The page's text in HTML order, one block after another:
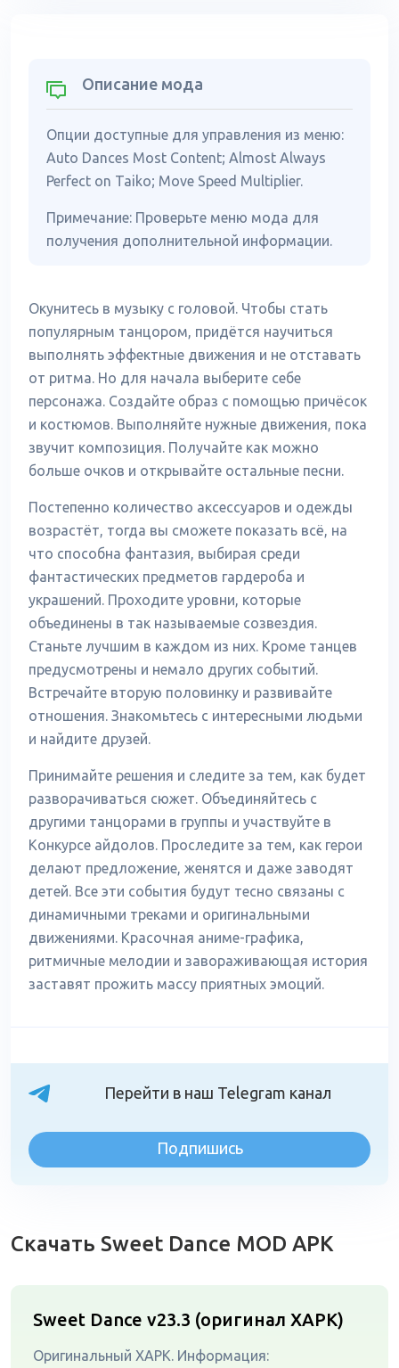
Описание мода
Опции доступные для управления из меню:
Auto Dances Most Content; Almost Always
Perfect on Taiko; Move Speed Multiplier.
Примечание: Проверьте меню мода для
получения дополнительной информации.
Окунитесь в музыку с головой. Чтобы стать
популярным танцором, придётся научиться
выполнять эффектные движения и не отставать
от ритма. Но для начала выберите себе
персонажа. Создайте образ с помощью причёсок
и костюмов. Выполняйте нужные движения, пока
звучит композиция. Получайте как можно
больше очков и открывайте остальные песни.
Постепенно количество аксессуаров и одежды
возрастёт, тогда вы сможете показать всё, на
что способна фантазия, выбирая среди
фантастических предметов гардероба и
украшений. Проходите уровни, которые
объединены в так называемые созвездия.
Станьте лучшим в каждом из них. Кроме танцев
предусмотрены и немало других событий.
Встречайте вторую половинку и развивайте
отношения. Знакомьтесь с интересными людьми
и найдите друзей.
Принимайте решения и следите за тем, как будет
разворачиваться сюжет. Объединяйтесь с
другими танцорами в группы и участвуйте в
Конкурсе айдолов. Проследите за тем, как герои
делают предложение, женятся и даже заводят
детей. Все эти события будут тесно связаны с
динамичными треками и оригинальными
движениями. Красочная аниме-графика,
ритмичные мелодии и завораживающая история
заставят прожить массу приятных эмоций.
Перейти в наш Telegram канал
Подпишись
Скачать Sweet Dance MOD APK
Sweet Dance v23.3 (оригинал XAPK)
Оригинальный XAPK. Информация: